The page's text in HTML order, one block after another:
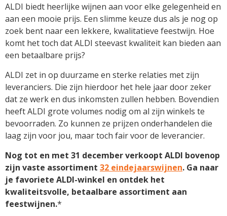
ALDI biedt heerlijke wijnen aan voor elke gelegenheid en
aan een mooie prijs. Een slimme keuze dus als je nog op
zoek bent naar een lekkere, kwalitatieve feestwijn. Hoe
komt het toch dat ALDI steevast kwaliteit kan bieden aan
een betaalbare prijs?
ALDI zet in op duurzame en sterke relaties met zijn
leveranciers. Die zijn hierdoor het hele jaar door zeker
dat ze werk en dus inkomsten zullen hebben. Bovendien
heeft ALDI grote volumes nodig om al zijn winkels te
bevoorraden. Zo kunnen ze prijzen onderhandelen die
laag zijn voor jou, maar toch fair voor de leverancier.
Nog tot en met 31 december verkoopt ALDI bovenop
zijn vaste assortiment 32 eindejaarswijnen. Ga naar
je favoriete ALDI-winkel en ontdek het
kwaliteitsvolle, betaalbare assortiment aan
feestwijnen.*